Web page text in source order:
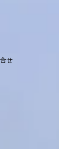
せ